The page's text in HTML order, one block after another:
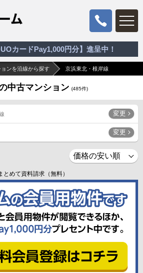
カードPay1,000円分】進呈中！
ンを沿線から探す 京浜東北・根岸線
中古マンション (485件)
変更
変更
めて資料請求（無料）